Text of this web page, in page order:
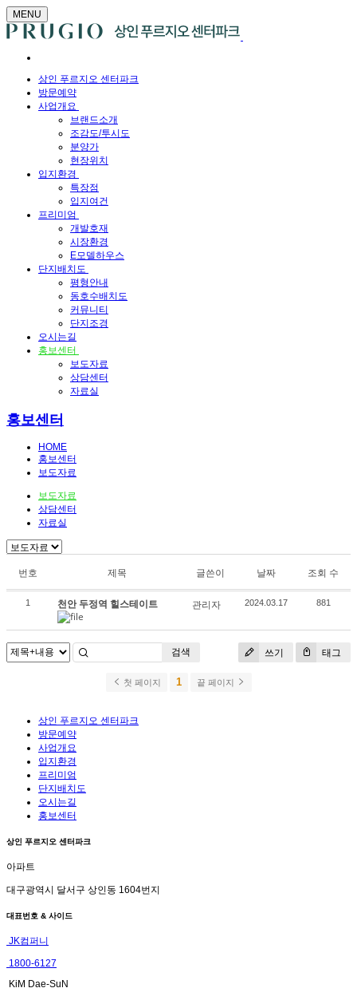
MENU
상인 푸르지오 센터파크
방문예약
사업개요
브랜드소개
조감도/투시도
분양가
현장위치
입지환경
특장점
입지여건
프리미엄
개발호재
시장환경
E모델하우스
단지배치도
평형안내
동호수배치도
커뮤니티
단지조경
오시는길
홍보센터
보도자료
상담센터
자료실
홍보센터
HOME
홍보센터
보도자료
보도자료
상담센터
자료실
번호 제목 글쓴이 날짜 조회 수
1 천안 두정역 힐스테이트 관리자 2024.03.17 881
쓰기 태그
검색
첫 페이지 1 끝 페이지
상인 푸르지오 센터파크
방문예약
사업개요
입지환경
프리미엄
단지배치도
오시는길
홍보센터
상인 푸르지오 센터파크
아파트
대구광역시 달서구 상인동 1604번지
대표번호 & 사이드
JK컴퍼니
1800-6127
KiM Dae-SuN